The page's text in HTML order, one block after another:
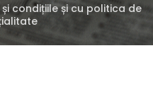
condițiile și cu politica de